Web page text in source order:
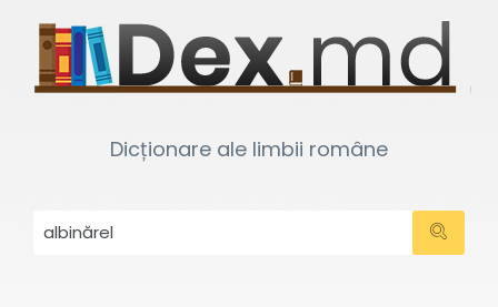
Dicționare ale limbii române